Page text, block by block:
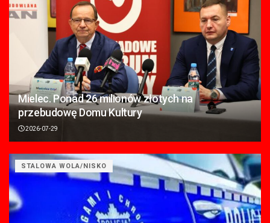
Mielec. Ponad 26 milionów złotych na
przebudowę Domu Kultury
2026-07-29
STALOWA WOLA/NISKO